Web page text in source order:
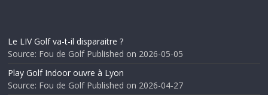
Le LIV Golf va-t-il disparaitre ?
Source: Fou de Golf Published on 2026-05-05
Play Golf Indoor ouvre à Lyon
Source: Fou de Golf Published on 2026-04-27